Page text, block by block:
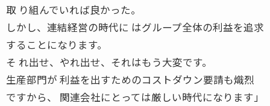
取 り組んでいれば良かった。
しかし、連結経営の時代に はグループ全体の利益を追求
することになります。
そ れ出せ、やれ出せ、それはもう大変です。
生産部門が 利益を出すためのコストダウン要請も熾烈
ですから、 関連会社にとっては厳しい時代になります」